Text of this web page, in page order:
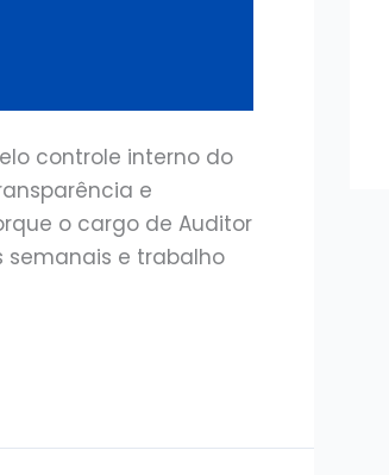
controle interno do
e
o cargo de Auditor
semanais e trabalho